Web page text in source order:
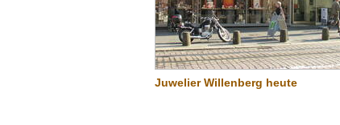
Juwelier Willenberg heute